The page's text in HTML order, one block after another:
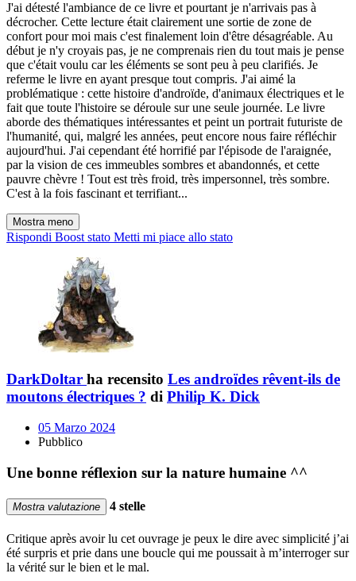
J'ai détesté l'ambiance de ce livre et pourtant je n'arrivais pas à
décrocher. Cette lecture était clairement une sortie de zone de
confort pour moi mais c'est finalement loin d'être désagréable. Au
début je n'y croyais pas, je ne comprenais rien du tout mais je pense
que c'était voulu car les éléments se sont peu à peu clarifiés. Je
referme le livre en ayant presque tout compris. J'ai aimé la
problématique : cette histoire d'androïde, d'animaux électriques et le
fait que toute l'histoire se déroule sur une seule journée. Le livre
aborde des thématiques intéressantes et peint un portrait futuriste de
l'humanité, qui, malgré les années, peut encore nous faire réfléchir
aujourd'hui. J'ai cependant été horrifié par l'épisode de l'araignée,
par la vision de ces immeubles sombres et abandonnés, et cette
pauvre chèvre ! Tout est très froid, très impersonnel, très sombre.
C'est à la fois fascinant et terrifiant...
Mostra meno
Rispondi Boost stato Metti mi piace allo stato
DarkDoltar ha recensito Les androïdes rêvent-ils de
moutons électriques ? di Philip K. Dick
05 Marzo 2024
Pubblico
Une bonne réflexion sur la nature humaine ^^
Mostra valutazione 4 stelle
Critique après avoir lu cet ouvrage je peux le dire avec simplicité j’ai
été surpris et prie dans une boucle qui me poussait à m’interroger sur
la vérité sur le bien et le mal.